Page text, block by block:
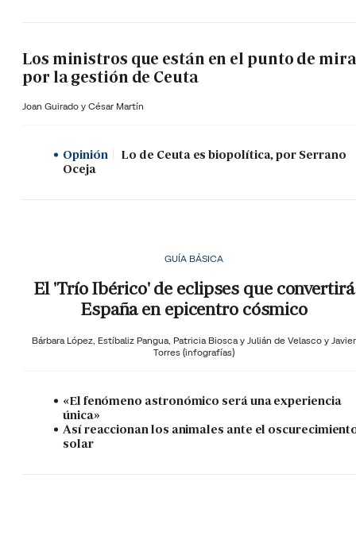
Los ministros que están en el punto de mira
por la gestión de Ceuta
Joan Guirado y César Martín
Opinión
Lo de Ceuta es biopolítica, por Serrano
Oceja
GUÍA BÁSICA
El 'Trío Ibérico' de eclipses que convertirá
España en epicentro cósmico
Bárbara López, Estíbaliz Pangua, Patricia Biosca y Julián de Velasco y Javier
Torres (infografías)
«El fenómeno astronómico será una experiencia
única»
Así reaccionan los animales ante el
solar